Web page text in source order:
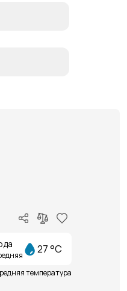
27 °C
температура